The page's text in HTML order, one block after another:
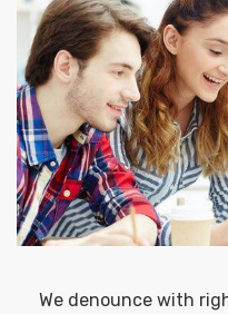
We denounce with